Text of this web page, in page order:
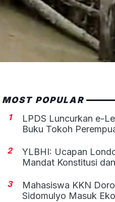
MOST POPULAR
1
LPDS Luncurkan e-
Buku Tokoh
2
YLBHI: Ucapan
Mandat Konstitusi
3
Mahasiswa KKN
Sidomulyo Masuk